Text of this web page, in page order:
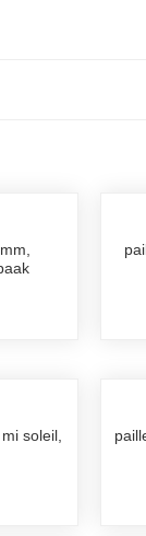
soleil,